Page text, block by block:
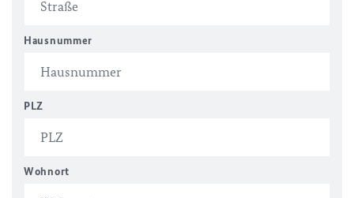
Hausnummer
PLZ
Wohnort